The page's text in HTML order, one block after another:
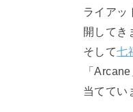
ライアッ
開してき
そして七
「
当ててい